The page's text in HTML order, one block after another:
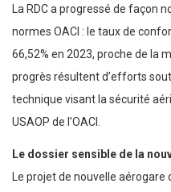
La RDC a progressé de façon
normes OACI : le taux de
66,52% en 2023, proche de la
progrès résultent d’efforts
technique visant la sécurité
USAOP de l’OACI.
Le dossier sensible de la
Le projet de nouvelle aérogare